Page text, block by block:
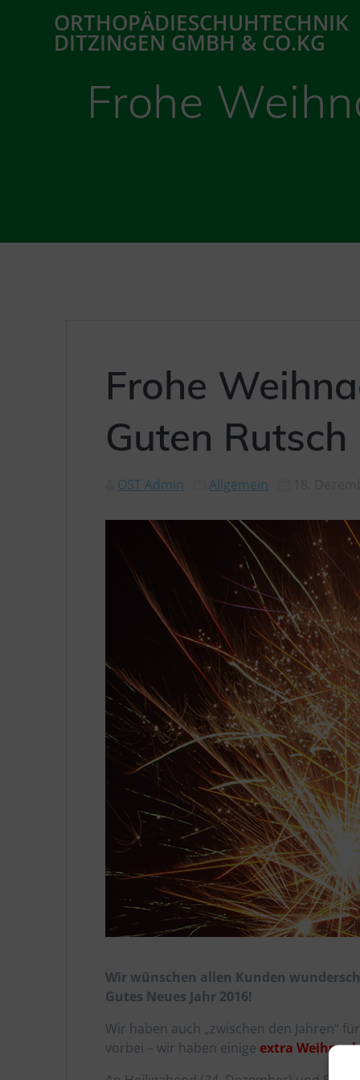
ORTHOPÄDIESCHUHTECHNIK
DITZINGEN GMBH & CO.KG
Frohe
Frohe
Guten
OST Admin Allgemein
Wir wünschen allen Kunden
Gutes Neues Jahr 2016!
Wir haben auch „zwischen den Jahren“
vorbei – wir haben einige extra